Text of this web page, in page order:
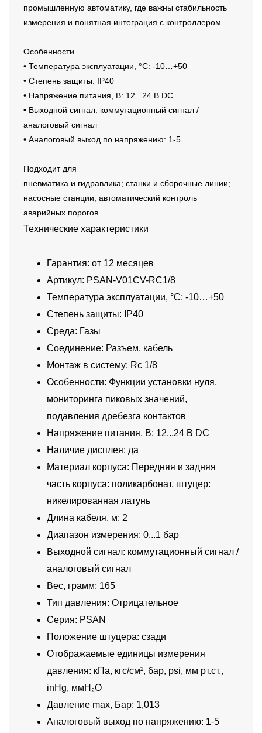
промышленную автоматику, где важны стабильность
измерения и понятная интеграция с контроллером.
Особенности
• Температура эксплуатации, °C: -10…+50
• Степень защиты: IP40
• Напряжение питания, В: 12...24 В DC
• Выходной сигнал: коммутационный сигнал /
аналоговый сигнал
• Аналоговый выход по напряжению: 1-5
Подходит для
пневматика и гидравлика; станки и сборочные линии;
насосные станции; автоматический контроль
аварийных порогов.
Технические характеристики
Гарантия: от 12 месяцев
Артикул: PSAN-V01CV-RC1/8
Температура эксплуатации, °C: -10…+50
Степень защиты: IP40
Среда: Газы
Соединение: Разъем, кабель
Монтаж в систему: Rc 1/8
Особенности: Функции установки нуля,
мониторинга пиковых значений,
подавления дребезга контактов
Напряжение питания, В: 12...24 В DC
Наличие дисплея: да
Материал корпуса: Передняя и задняя
часть корпуса: поликарбонат, штуцер:
никелированная латунь
Длина кабеля, м: 2
Диапазон измерения: 0...1 бар
Выходной сигнал: коммутационный сигнал /
аналоговый сигнал
Вес, грамм: 165
Тип давления: Отрицательное
Серия: PSAN
Положение штуцера: сзади
Отображаемые единицы измерения
давления: кПа, кгс/см², бар, psi, мм рт.ст.,
inHg, ммH₂O
Давление max, Бар: 1,013
Аналоговый выход по напряжению: 1-5